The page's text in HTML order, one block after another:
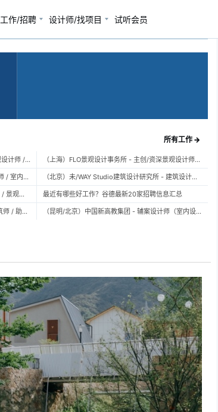
工作/招聘 设计师/找项目 试听会员
所有工作 →
（广州）风物营造 LANDTEK GROUP - 景观设计师 / 植物设计师 / 品牌运营 / 实习生
（上海）空间里建筑设计事务所 – 项目建筑师 / 室内设计师 / 实习生（建筑/室内）
（上海）TOPO Design Group - 景观设计师 / 景观后期设计师 / 景观实习生
（北京）大屿建筑事务所 - 项目建筑师 / 建筑师 / 助理建筑师 / 实习建筑师
（上海）FLO景观设计事务所 - 主创/资深景观设计师 / 景观设计师 / 设计实习生 / 商务行政助理 / 助理施工图设计师
（北京）未/WAY Studio建筑设计研究所 - 建筑设计师 / 助理设计师/初级设计师 / 实习生 / 办公室行政与商务助理
最近有哪些好工作？谷德最新20家招聘信息汇总
（昆明/北京）中国新高教集团 - 辅案设计师（室内设计） / 辅案设计师（景观设计）/ 生活空间组长/教学空间组长 / 平面设计高级经理 / 展陈设计高级经理